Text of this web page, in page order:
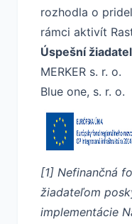
rozhodla o
rámci aktivít
Úspešní
MERKER s. r. o.
Blue one, s. r. o.
[1] Nefinančná
žiadateľom
implementácie